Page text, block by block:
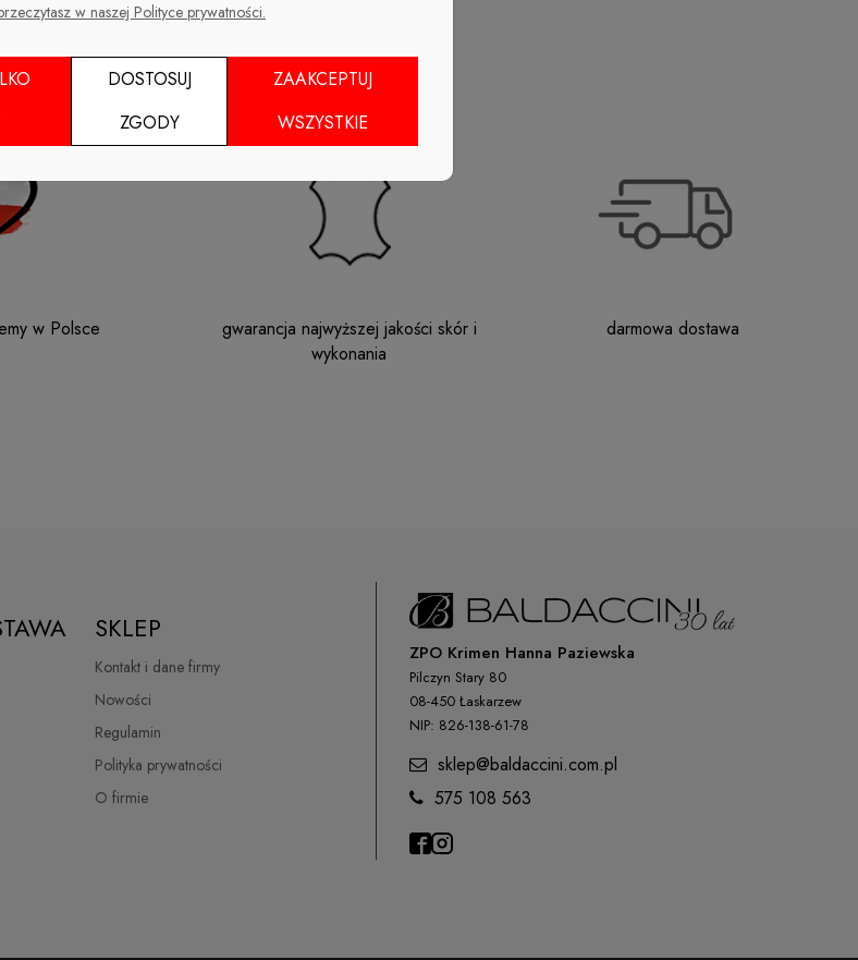
w Polsce
gwarancja najwyższej jakości skór i
wykonania
darmowa dostawa
SKLEP
Kontakt i dane firmy
Nowości
Regulamin
Polityka prywatności
O firmie
ZPO Krimen Hanna Paziewska
Pilczyn Stary 80
08-450 Łaskarzew
NIP: 826-138-61-78
sklep@baldaccini.com.pl
575 108 563
w naszej Polityce prywatności.
DOSTOSUJ
ZGODY
ZAAKCEPTUJ
WSZYSTKIE